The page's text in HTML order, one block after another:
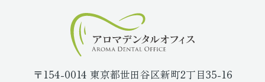
〒154-0014 東京都世田谷区新町2丁目35-16